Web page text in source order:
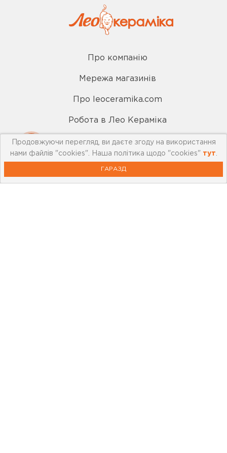
Про компанію
Мережа магазинів
Про leoceramika.com
Робота в Лео Кераміка
Контакти
Корисна інформація
Продовжуючи перегляд, ви даєте згоду на використання
нами файлів "cookies". Наша політика щодо "cookies" тут
ГАРАЗД